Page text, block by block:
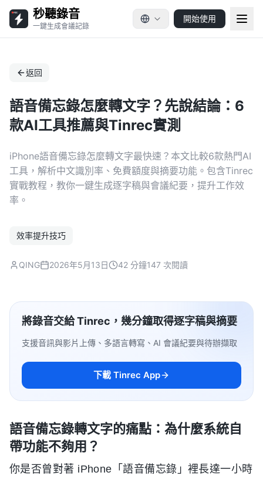
秒聽錄音
一鍵生成會議記錄
開始使用
返回
語音備忘錄怎麼轉文字？先說結論：6
款AI工具推薦與Tinrec實測
iPhone語音備忘錄怎麼轉文字最快速？本文比較6款熱門AI
工具，解析中文識別率、免費額度與摘要功能。包含Tinrec
實戰教程，教你一鍵生成逐字稿與會議紀要，提升工作效
率。
效率提升技巧
QING 2026年5月13日 42 分鐘147 次閱讀
將錄音交給 Tinrec，幾分鐘取得逐字稿與摘要
支援音訊與影片上傳、多語言轉寫、AI 會議紀要與待辦擷取
下載 Tinrec App
語音備忘錄轉文字的痛點：為什麼系統自
帶功能不夠用？
你是否曾對著 iPhone「語音備忘錄」裡長達一小時